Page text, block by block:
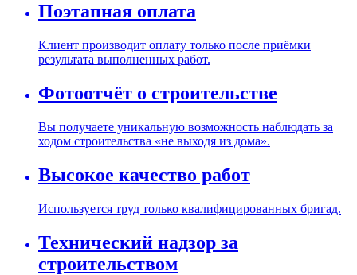
Поэтапная оплата
Клиент производит оплату только после приёмки
результата выполненных работ.
Фотоотчёт о строительстве
Вы получаете уникальную возможность наблюдать за
ходом строительства «не выходя из дома».
Высокое качество работ
Используется труд только квалифицированных бригад.
Технический надзор за
строительством